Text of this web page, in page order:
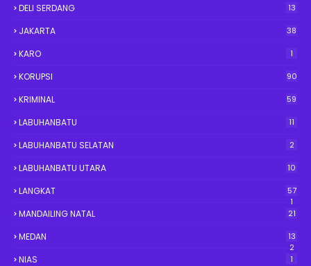
DELI SERDANG 13
JAKARTA 38
KARO 1
KORUPSI 90
KRIMINAL 59
LABUHANBATU 11
LABUHANBATU SELATAN 2
LABUHANBATU UTARA 10
LANGKAT
57
1
MANDAILING NATAL 21
MEDAN
13
2
NIAS 1